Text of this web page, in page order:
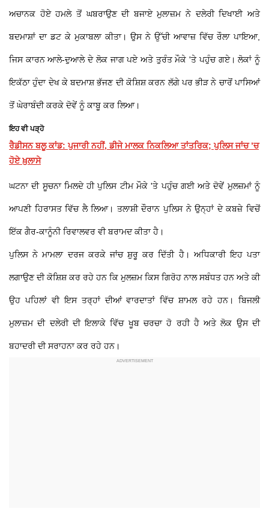
ਅਚਾਨਕ ਹੋਏ ਹਮਲੇ ਤੋਂ ਘਬਰਾਉਣ ਦੀ ਬਜਾਏ ਮੁਲਾਜ਼ਮ ਨੇ ਦਲੇਰੀ ਦਿਖਾਈ ਅਤੇ
ਬਦਮਾਸ਼ਾਂ ਦਾ ਡਟ ਕੇ ਮੁਕਾਬਲਾ ਕੀਤਾ। ਉਸ ਨੇ ਉੱਚੀ ਆਵਾਜ਼ ਵਿੱਚ ਰੌਲਾ ਪਾਇਆ,
ਜਿਸ ਕਾਰਨ ਆਲੇ-ਦੁਆਲੇ ਦੇ ਲੋਕ ਜਾਗ ਪਏ ਅਤੇ ਤੁਰੰਤ ਮੌਕੇ 'ਤੇ ਪਹੁੰਚ ਗਏ। ਲੋਕਾਂ ਨੂੰ
ਇਕੱਠਾ ਹੁੰਦਾ ਦੇਖ ਕੇ ਬਦਮਾਸ਼ ਭੱਜਣ ਦੀ ਕੋਸ਼ਿਸ਼ ਕਰਨ ਲੱਗੇ ਪਰ ਭੀੜ ਨੇ ਚਾਰੋਂ ਪਾਸਿਆਂ
ਤੋਂ ਘੇਰਾਬੰਦੀ ਕਰਕੇ ਦੋਵੇਂ ਨੂੰ ਕਾਬੂ ਕਰ ਲਿਆ।
ਇਹ ਵੀ ਪੜ੍ਹੋ
ਰੈਡੀਸਨ ਬਲੂ ਕਾਂਡ: ਪੁਜਾਰੀ ਨਹੀਂ, ਡੀਜੇ ਮਾਲਕ ਨਿਕਲਿਆ ਤਾਂਤਰਿਕ; ਪੁਲਿਸ ਜਾਂਚ ’ਚ
ਹੋਏ ਖ਼ੁਲਾਸੇ
ਘਟਨਾ ਦੀ ਸੂਚਨਾ ਮਿਲਦੇ ਹੀ ਪੁਲਿਸ ਟੀਮ ਮੌਕੇ 'ਤੇ ਪਹੁੰਚ ਗਈ ਅਤੇ ਦੋਵੇਂ ਮੁਲਜ਼ਮਾਂ ਨੂੰ
ਆਪਣੀ ਹਿਰਾਸਤ ਵਿੱਚ ਲੈ ਲਿਆ। ਤਲਾਸ਼ੀ ਦੌਰਾਨ ਪੁਲਿਸ ਨੇ ਉਨ੍ਹਾਂ ਦੇ ਕਬਜ਼ੇ ਵਿਚੋਂ
ਇੱਕ ਗੈਰ-ਕਾਨੂੰਨੀ ਰਿਵਾਲਵਰ ਵੀ ਬਰਾਮਦ ਕੀਤਾ ਹੈ।
ਪੁਲਿਸ ਨੇ ਮਾਮਲਾ ਦਰਜ ਕਰਕੇ ਜਾਂਚ ਸ਼ੁਰੂ ਕਰ ਦਿੱਤੀ ਹੈ। ਅਧਿਕਾਰੀ ਇਹ ਪਤਾ
ਲਗਾਉਣ ਦੀ ਕੋਸ਼ਿਸ਼ ਕਰ ਰਹੇ ਹਨ ਕਿ ਮੁਲਜ਼ਮ ਕਿਸ ਗਿਰੋਹ ਨਾਲ ਸਬੰਧਤ ਹਨ ਅਤੇ ਕੀ
ਉਹ ਪਹਿਲਾਂ ਵੀ ਇਸ ਤਰ੍ਹਾਂ ਦੀਆਂ ਵਾਰਦਾਤਾਂ ਵਿੱਚ ਸ਼ਾਮਲ ਰਹੇ ਹਨ। ਬਿਜਲੀ
ਮੁਲਾਜ਼ਮ ਦੀ ਦਲੇਰੀ ਦੀ ਇਲਾਕੇ ਵਿੱਚ ਖੂਬ ਚਰਚਾ ਹੋ ਰਹੀ ਹੈ ਅਤੇ ਲੋਕ ਉਸ ਦੀ
ਬਹਾਦਰੀ ਦੀ ਸਰਾਹਨਾ ਕਰ ਰਹੇ ਹਨ।